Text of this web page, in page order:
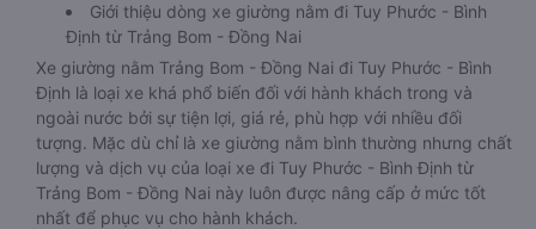
Giới thiệu dòng xe giường nằm đi Tuy Phước - Bình
Định từ Trảng Bom - Đồng Nai
Xe giường nằm Trảng Bom - Đồng Nai đi Tuy Phước - Bình
Định là loại xe khá phổ biến đối với hành khách trong và
ngoài nước bởi sự tiện lợi, giá rẻ, phù hợp với nhiều đối
tượng. Mặc dù chỉ là xe giường nằm bình thường nhưng chất
lượng và dịch vụ của loại xe đi Tuy Phước - Bình Định từ
Trảng Bom - Đồng Nai này luôn được nâng cấp ở mức tốt
nhất để phục vụ cho hành khách.